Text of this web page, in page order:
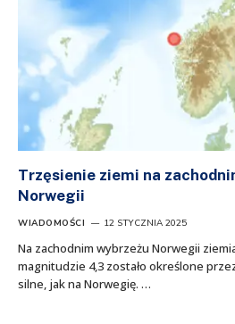
Trzęsienie ziemi na
Norwegii
WIADOMOŚCI 12 STYCZNIA 2025
Na zachodnim wybrzeżu Norwegii
magnitudzie 4,3 zostało określone
silne, jak na Norwegię. …